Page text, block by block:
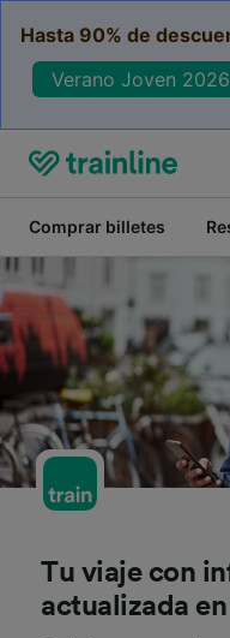
Hasta 90% de
Verano Joven
Comprar billetes
Tu viaje con
actualizada